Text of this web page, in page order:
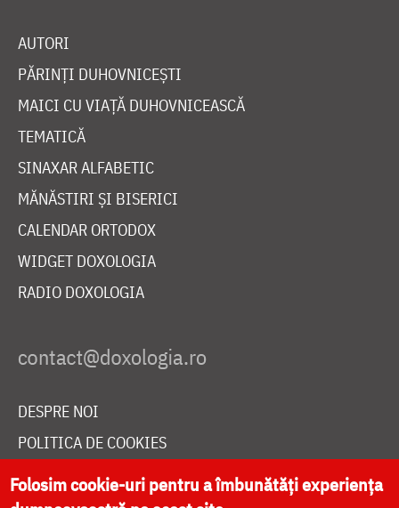
AUTORI
PĂRINȚI DUHOVNICEȘTI
MAICI CU VIAȚĂ DUHOVNICEASCĂ
TEMATICĂ
SINAXAR ALFABETIC
MĂNĂSTIRI ȘI BISERICI
CALENDAR ORTODOX
WIDGET DOXOLOGIA
RADIO DOXOLOGIA
DESPRE NOI
POLITICA DE COOKIES
DONEAZĂ ONLINE PENTRU CATEDRALA NAȚIONALĂ
Folosim cookie-uri pentru a îmbunătăți experiența